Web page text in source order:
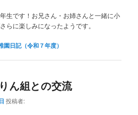
生です！お兄さん・お姉さんと一緒に小
らに楽しみになったようです。
園日記（令和７年度）
ん組との交流
投稿者: